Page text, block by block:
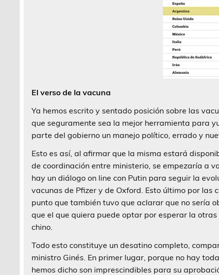
El verso de la vacuna
Ya hemos escrito y sentado posición sobre las
que seguramente sea la mejor herramienta para
parte del gobierno un manejo político, errado y
Esto es así, al afirmar que la misma estará
de coordinación entre ministerio, se empezaría a
hay un diálogo on line con Putin para seguir la
vacunas de Pfizer y de Oxford. Esto último por
punto que también tuvo que aclarar que no sería
que el que quiera puede optar por esperar la
chino.
Todo esto constituye un desatino completo,
ministro Ginés. En primer lugar, porque no hay
hemos dicho son imprescindibles para su